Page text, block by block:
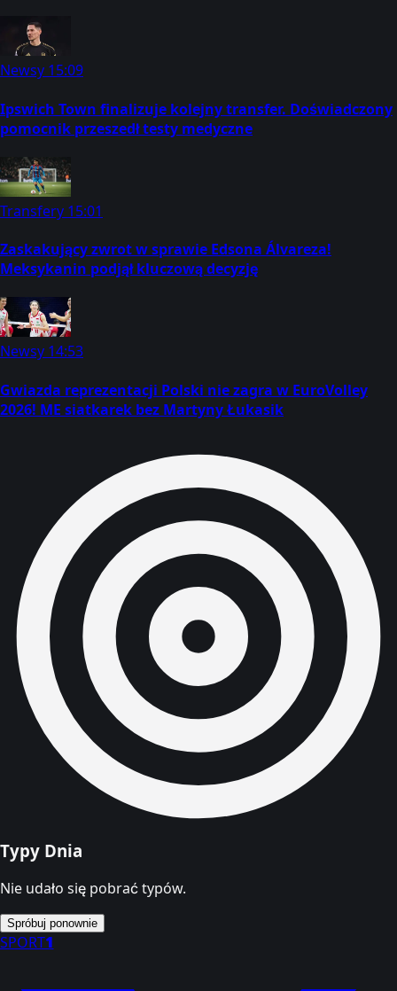
Newsy 15:09
Ipswich Town finalizuje kolejny transfer. Doświadczony
pomocnik przeszedł testy medyczne
Transfery 15:01
Zaskakujący zwrot w sprawie Edsona Álvareza!
Meksykanin podjął kluczową decyzję
Newsy 14:53
Gwiazda reprezentacji Polski nie zagra w EuroVolley
2026! ME siatkarek bez Martyny Łukasik
Typy Dnia
Nie udało się pobrać typów.
Spróbuj ponownie
SPORT1